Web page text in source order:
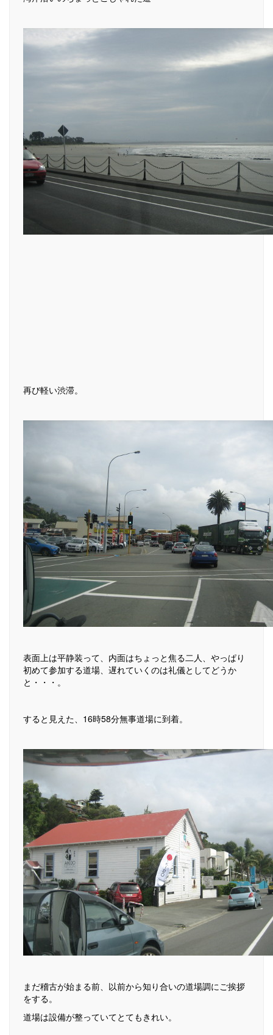
再び軽い渋滞。
表面上は平静装って、内面はちょっと焦る二人、やっぱり
初めて参加する道場、遅れていくのは礼儀としてどうか
と・・・。
すると見えた、16時58分無事道場に到着。
まだ稽古が始まる前、以前から知り合いの道場調にご挨拶
をする。
道場は設備が整っていてとてもきれい。